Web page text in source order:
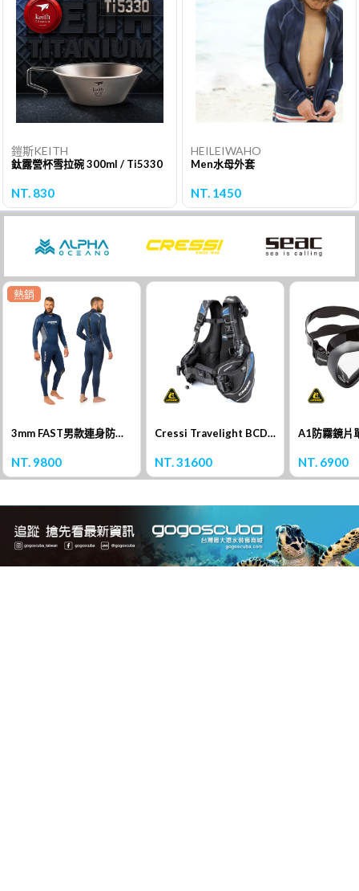
鎧斯KEITH
鈦露營杯雪拉碗 300ml / Ti5330
NT. 830
HEILEIWAHO
Men水母外套
NT. 1450
熱銷
3mm FAST男款連身防寒衣
NT. 9800
Cressi Travelight BCD 浮力背心
NT. 31600
A1防霧鏡片
NT. 6900